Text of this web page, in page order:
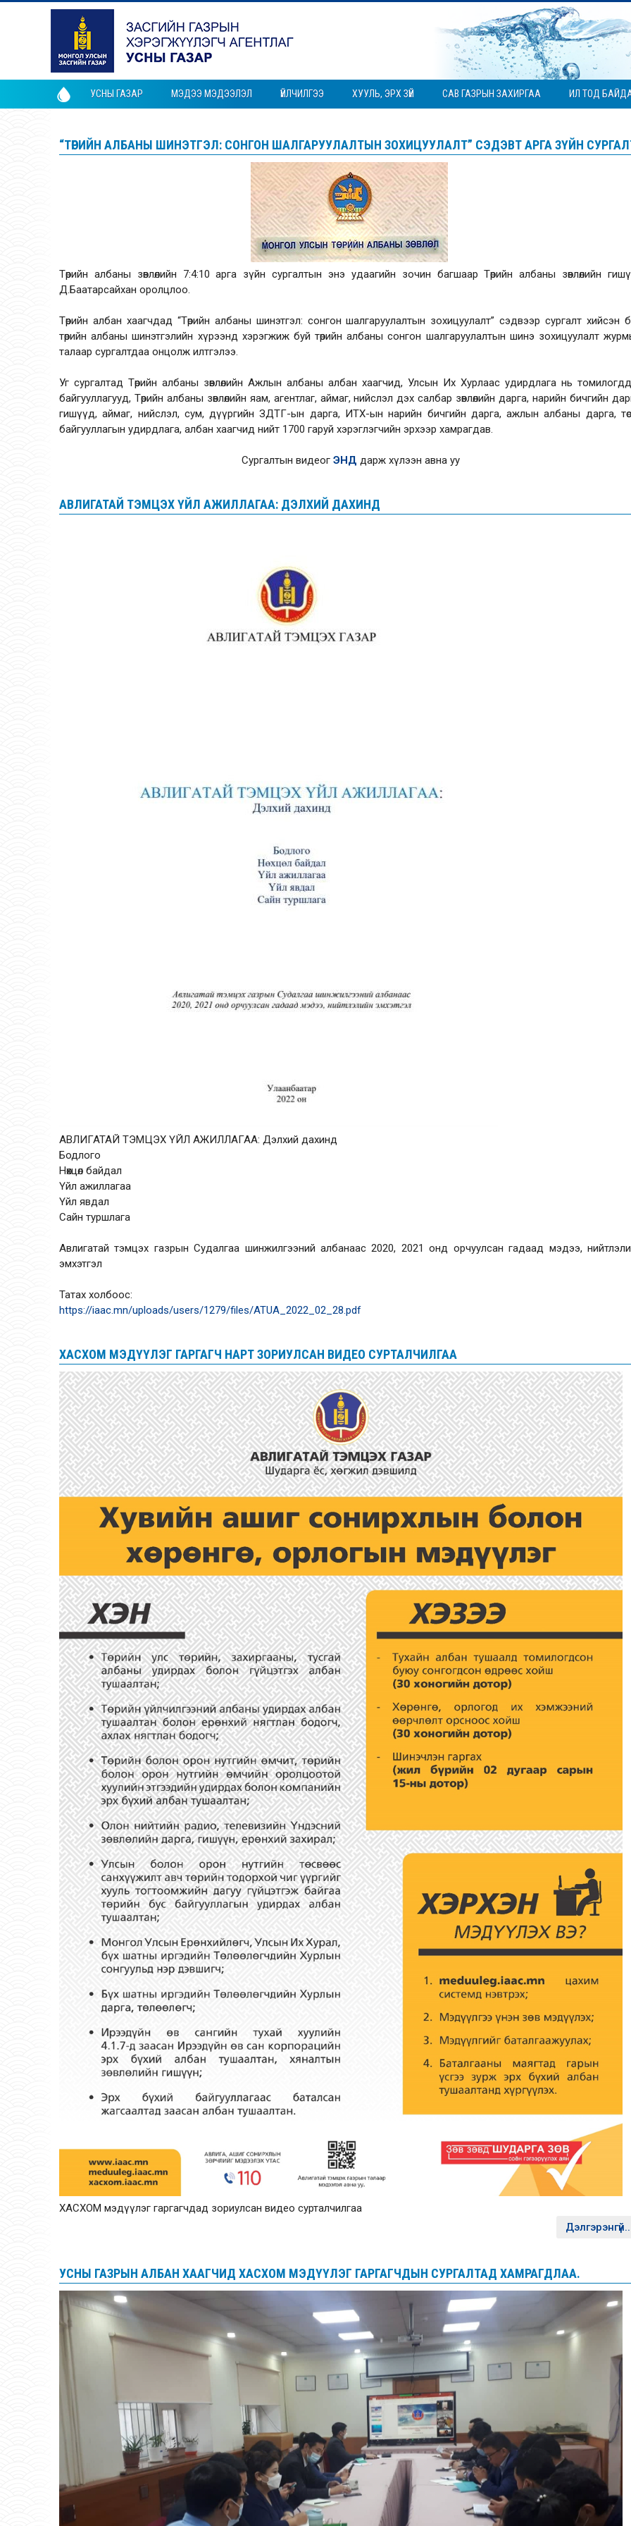
УСНЫ ГАЗАР МЭДЭЭ МЭДЭЭЛЭЛ ҮЙЛЧИЛГЭЭ ХУУЛЬ, ЭРХ ЗҮЙ САВ ГАЗРЫН ЗАХИРГАА ИЛ ТОД
“ТӨРИЙН АЛБАНЫ ШИНЭТГЭЛ: СОНГОН ШАЛГАРУУЛАЛТЫН ЗОХИЦУУЛАЛТ” СЭДЭВТ АРГА ЗҮЙН
Төрийн албаны зөвлөлийн 7:4:10 арга зүйн сургалтын энэ удаагийн зочин багшаар Төрийн албаны зөвлөлийн
Д.Баатарсайхан оролцлоо.
Төрийн албан хаагчдад “Төрийн албаны шинэтгэл: сонгон шалгаруулалтын зохицуулалт” сэдвээр сургалт хийсэн
төрийн албаны шинэтгэлийн хүрээнд хэрэгжиж буй төрийн албаны сонгон шалгаруулалтын шинэ зохицуулалт
талаар сургалтдаа онцолж илтгэлээ.
Уг сургалтад Төрийн албаны зөвлөлийн Ажлын албаны албан хаагчид, Улсын Их Хурлаас удирдлага нь
байгууллагууд, Төрийн албаны зөвлөлийн яам, агентлаг, аймаг, нийслэл дэх салбар зөвлөлийн дарга, нарийн бичгийн
гишүүд, аймаг, нийслэл, сум, дүүргийн ЗДТГ-ын дарга, ИТХ-ын нарийн бичгийн дарга, ажлын албаны дарга,
байгууллагын удирдлага, албан хаагчид нийт 1700 гаруй хэрэглэгчийн эрхээр хамрагдав.
Сургалтын видеог ЭНД дарж хүлээн авна уу
АВЛИГАТАЙ ТЭМЦЭХ ҮЙЛ АЖИЛЛАГАА: ДЭЛХИЙ ДАХИНД
АВЛИГАТАЙ ТЭМЦЭХ ҮЙЛ АЖИЛЛАГАА: Дэлхий дахинд
Бодлого
Нөхцөл байдал
Үйл ажиллагаа
Үйл явдал
Сайн туршлага
Авлигатай тэмцэх газрын Судалгаа шинжилгээний албанаас 2020, 2021 онд орчуулсан гадаад мэдээ,
эмхэтгэл
Татах холбоос:
https://iaac.mn/uploads/users/1279/files/ATUA_2022_02_28.pdf
ХАСХОМ МЭДҮҮЛЭГ ГАРГАГЧ НАРТ ЗОРИУЛСАН ВИДЕО СУРТАЛЧИЛГАА
ХАСХОМ мэдүүлэг гаргагчдад зориулсан видео сурталчилгаа
УСНЫ ГАЗРЫН АЛБАН ХААГЧИД ХАСХОМ МЭДҮҮЛЭГ ГАРГАГЧДЫН СУРГАЛТАД ХАМРАГДЛАА.